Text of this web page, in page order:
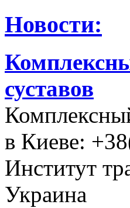
Новости:
суставов
в Киеве:
Институт
Украина